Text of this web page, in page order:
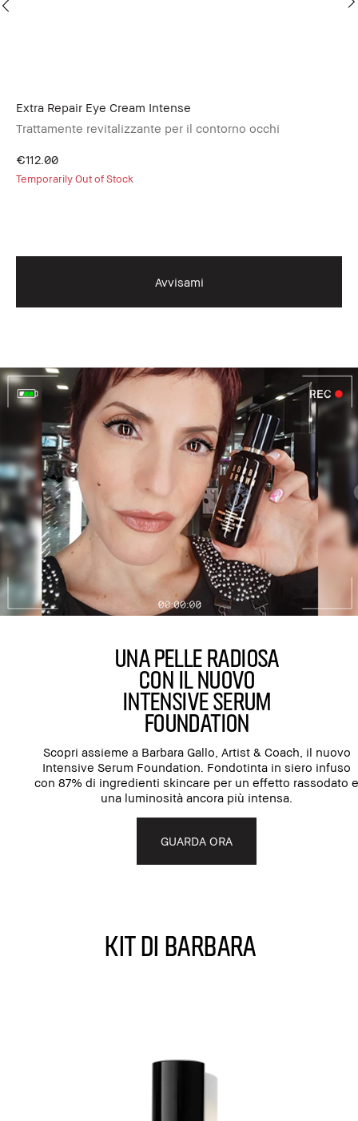
Extra Repair Eye Cream Intense
Trattamente revitalizzante per il contorno occhi
€112.00
Temporarily Out of Stock
Avvisami
UNA PELLE RADIOSA
CON IL NUOVO
INTENSIVE SERUM
FOUNDATION
Scopri assieme a Barbara Gallo, Artist & Coach, il nuovo
Intensive Serum Foundation. Fondotinta in siero infuso
con 87% di ingredienti skincare per un effetto rassodato
una luminosità ancora più intensa.
GUARDA ORA
KIT DI BARBARA